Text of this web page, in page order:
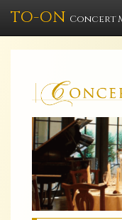
TO-ON Concert